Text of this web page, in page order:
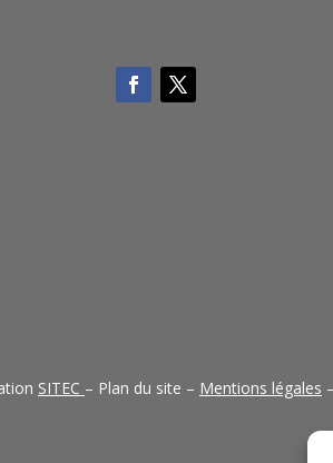
SITEC – Plan du site – Mentions légales –